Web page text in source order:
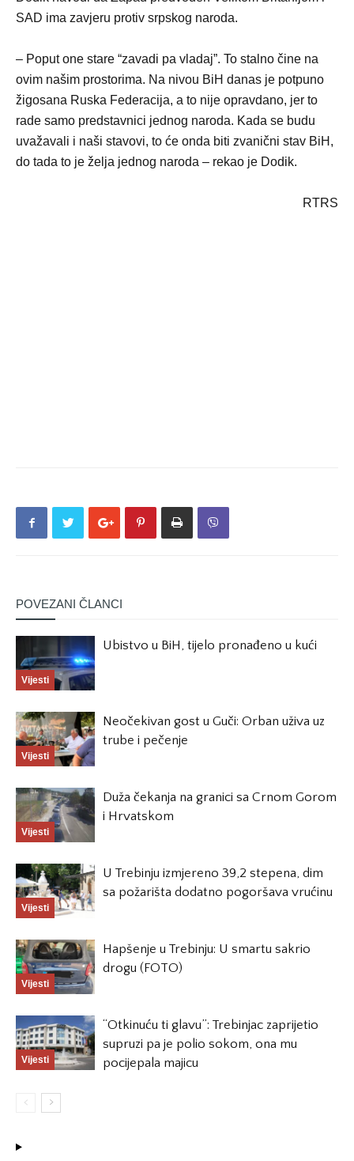
SAD ima zavjeru protiv srpskog naroda.
– Poput one stare “zavadi pa vladaj”. To stalno čine na
ovim našim prostorima. Na nivou BiH danas je potpuno
žigosana Ruska Federacija, a to nije opravdano, jer to
rade samo predstavnici jednog naroda. Kada se budu
uvažavali i naši stavovi, to će onda biti zvanični stav BiH,
do tada to je želja jednog naroda – rekao je Dodik.
RTRS
POVEZANI ČLANCI
Vijesti
Ubistvo u BiH, tijelo pronađeno u kući
Vijesti
Neočekivan gost u Guči: Orban uživa uz
trube i pečenje
Vijesti
Duža čekanja na granici sa Crnom Gorom
i Hrvatskom
Vijesti
U Trebinju izmjereno 39,2 stepena, dim
sa požarišta dodatno pogoršava vrućinu
Vijesti
Hapšenje u Trebinju: U smartu sakrio
drogu (FOTO)
Vijesti
“Otkinuću ti glavu”: Trebinjac zaprijetio
supruzi pa je polio sokom, ona mu
pocijepala majicu